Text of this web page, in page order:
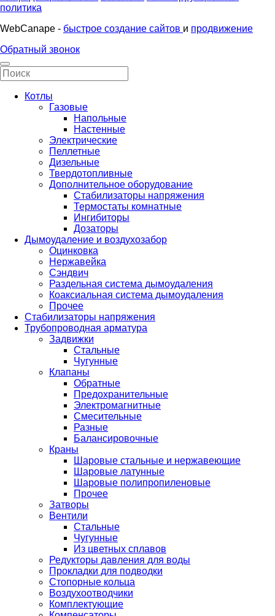
политика
WebCanape - быстрое создание сайтов и продвижение
Обратный звонок
Котлы
Газовые
Напольные
Настенные
Электрические
Пеллетные
Дизельные
Твердотопливные
Дополнительное оборудование
Стабилизаторы напряжения
Термостаты комнатные
Ингибиторы
Дозаторы
Дымоудаление и воздухозабор
Оцинковка
Нержавейка
Сэндвич
Раздельная система дымоудаления
Коаксиальная система дымоудаления
Прочее
Стабилизаторы напряжения
Трубопроводная арматура
Задвижки
Стальные
Чугунные
Клапаны
Обратные
Предохранительные
Электромагнитные
Смесительные
Разные
Балансировочные
Краны
Шаровые стальные и нержавеющие
Шаровые латунные
Шаровые полипропиленовые
Прочее
Затворы
Вентили
Стальные
Чугунные
Из цветных сплавов
Редукторы давления для воды
Прокладки для подводки
Стопорные кольца
Воздухоотводчики
Комплектующие